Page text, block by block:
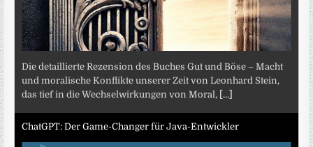
Die detaillierte Rezension des Buches Gut und Böse – Macht
und moralische Konflikte unserer Zeit von Leonhard Stein,
das tief in die Wechselwirkungen von Moral,
[...]
ChatGPT: Der Game-Changer für Java-Entwickler